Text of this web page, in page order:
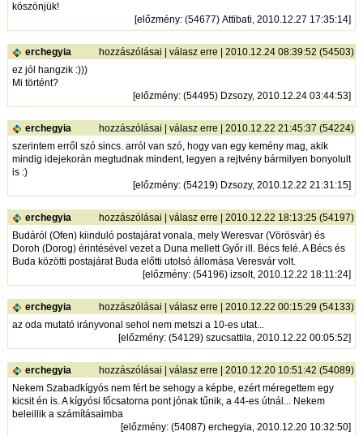
köszönjük!
[előzmény: (54677) Attibati, 2010.12.27 17:35:14]
erchegyia hozzászólásai |válasz erre | 2010.12.24 08:39:52 (54503)
ez jól hangzik :)))
Mi történt?
[előzmény: (54495) Dzsozy, 2010.12.24 03:44:53]
erchegyia hozzászólásai |válasz erre | 2010.12.22 21:45:37 (54224)
szerintem erről szó sincs. arról van szó, hogy van egy kemény mag, akik
mindig idejekorán megtudnak mindent, legyen a rejtvény bármilyen bonyolult
is :)
[előzmény: (54219) Dzsozy, 2010.12.22 21:31:15]
erchegyia hozzászólásai |válasz erre | 2010.12.22 18:13:25 (54197)
Budáról (Ofen) kiinduló postajárat vonala, mely Weresvar (Vörösvár) és
Doroh (Dorog) érintésével vezet a Duna mellett Győr ill. Bécs felé. A Bécs és
Buda közötti postajárat Buda előtti utolsó állomása Veresvár volt.
[előzmény: (54196) izsolt, 2010.12.22 18:11:24]
erchegyia hozzászólásai |válasz erre | 2010.12.22 00:15:29 (54133)
az oda mutató irányvonal sehol nem metszi a 10-es utat...
[előzmény: (54129) szucsattila, 2010.12.22 00:05:52]
erchegyia hozzászólásai |válasz erre | 2010.12.20 10:51:42 (54089)
Nekem Szabadkígyós nem fért be sehogy a képbe, ezért méregettem egy
kicsit én is. A kígyósi főcsatorna pont jónak tűnik, a 44-es útnál... Nekem
beleillik a számításaimba
[előzmény: (54087) erchegyia, 2010.12.20 10:32:50]